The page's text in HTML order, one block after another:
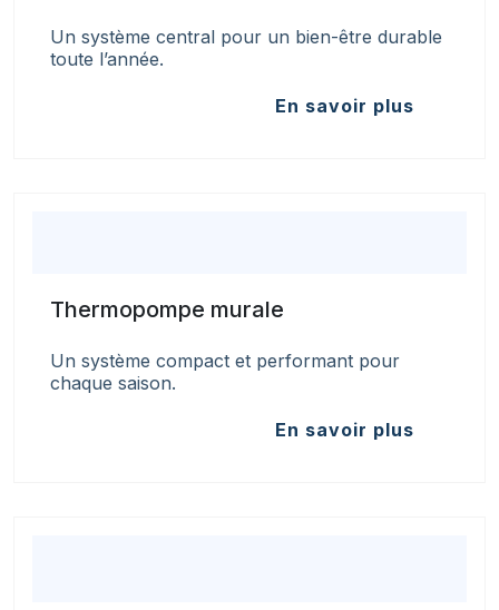
Un système central pour un bien-être durable
toute l’année.
En savoir plus
Thermopompe murale
Un système compact et performant pour
chaque saison.
En savoir plus